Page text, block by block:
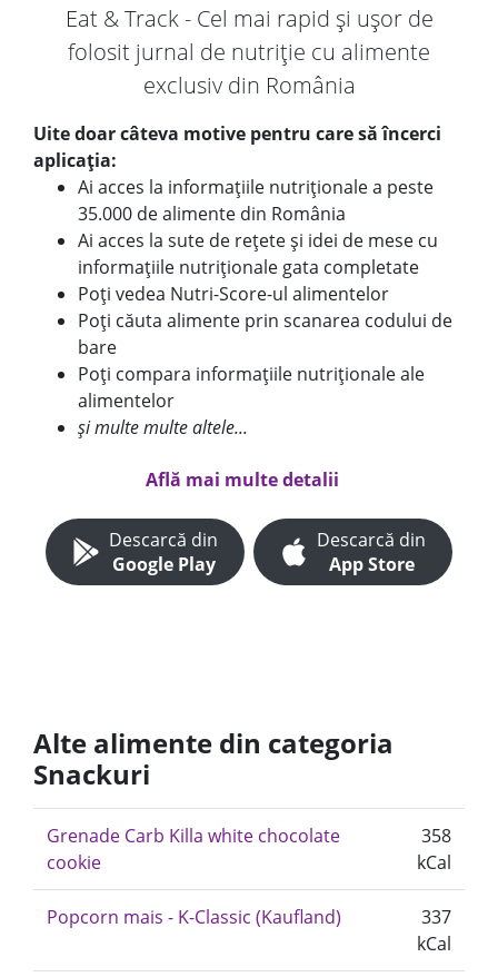
Eat & Track - Cel mai rapid și ușor de
folosit jurnal de nutriție cu alimente
exclusiv din România
Uite doar câteva motive pentru care să încerci
aplicația:
Ai acces la informațiile nutriționale a peste
35.000 de alimente din România
Ai acces la sute de rețete și idei de mese cu
informațiile nutriționale gata completate
Poți vedea Nutri-Score-ul alimentelor
Poți căuta alimente prin scanarea codului de
bare
Poți compara informațiile nutriționale ale
alimentelor
și multe multe altele...
Află mai multe detalii
Descarcă din
Google Play
Descarcă din
App Store
Alte alimente din categoria
Snackuri
Grenade Carb Killa white chocolate
cookie
358
kCal
Popcorn mais - K-Classic (Kaufland)
337
kCal